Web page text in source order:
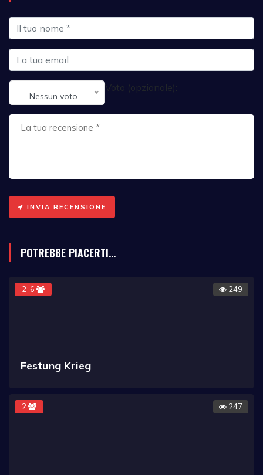
Voto (opzionale):
-- Nessun voto --
INVIA RECENSIONE
POTREBBE PIACERTI...
2-6 249
Festung Krieg
2 247